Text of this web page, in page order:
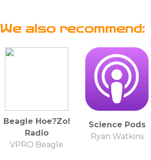
We also recommend:
Beagle Hoe?Zo!
Radio
VPRO Beagle
Science Pods
Ryan Watkins